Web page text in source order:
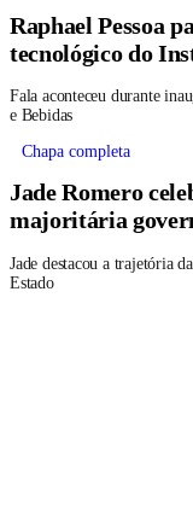
Raphael Pessoa
tecnológico do
Fala aconteceu durante
e Bebidas
Chapa completa
Jade Romero
majoritária
Jade destacou a trajetória
Estado